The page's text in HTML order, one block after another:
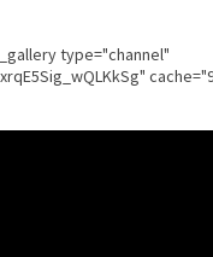
type="channel"